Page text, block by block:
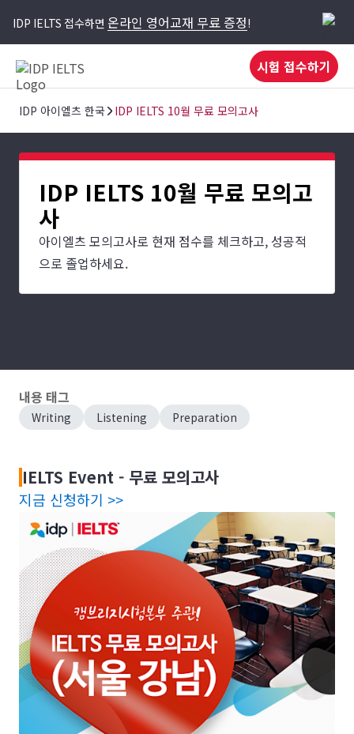
IDP IELTS 접수하면 온라인 영어교재 무료 증정!
시험 접수하기
IDP 아이엘츠 한국 IDP IELTS 10월 무료 모의고사
IDP IELTS 10월 무료 모의고
사
아이엘츠 모의고사로 현재 점수를 체크하고, 성공적
으로 졸업하세요.
내용 태그
Writing Listening Preparation
IELTS Event - 무료 모의고사
지금 신청하기 >>